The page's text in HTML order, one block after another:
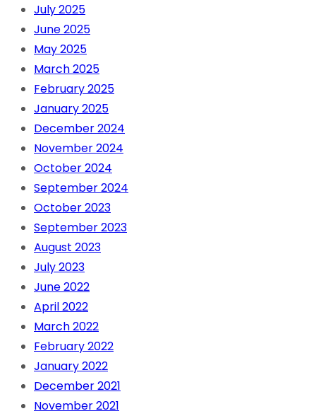
July 2025
June 2025
May 2025
March 2025
February 2025
January 2025
December 2024
November 2024
October 2024
September 2024
October 2023
September 2023
August 2023
July 2023
June 2022
April 2022
March 2022
February 2022
January 2022
December 2021
November 2021